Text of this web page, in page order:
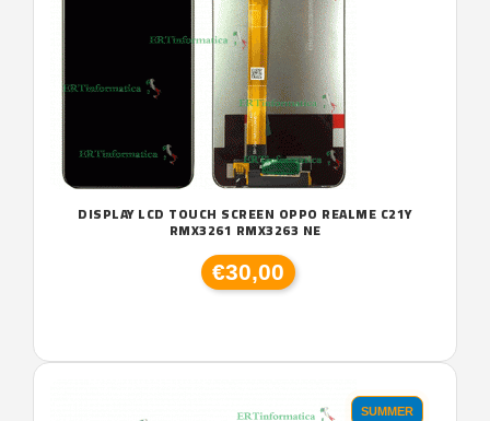
DISPLAY LCD TOUCH SCREEN OPPO REALME C21Y
RMX3261 RMX3263 NE
€30,00
SUMMER